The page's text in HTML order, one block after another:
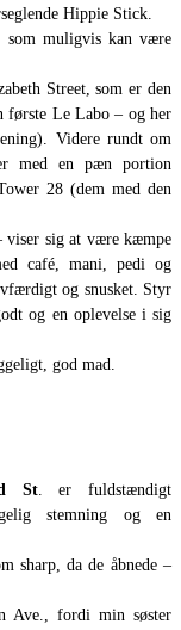
Hippie Stick.
muligvis kan være
Street, som er den
første Le Labo – og her
Videre rundt om
med en pæn portion
28 (dem med den
viser sig at være kæmpe
café, mani, pedi og
og snusket. Styr
og en oplevelse i sig
god mad.
St. er fuldstændigt
stemning og en
sharp, da de åbnede –
Ave., fordi min søster